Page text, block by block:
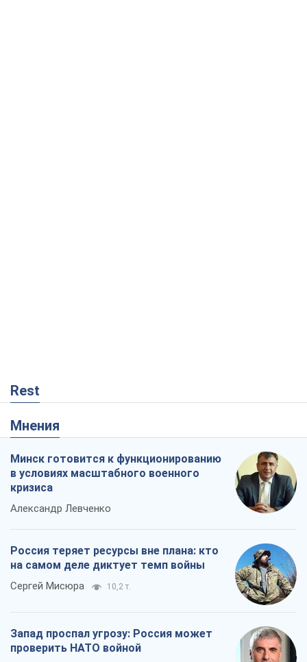
Rest
Мнения
Минск готовится к функционированию
в условиях масштабного военного
кризиса
Александр Левченко
Россия теряет ресурсы вне плана: кто
на самом деле диктует темп войны
Сергей Мисюра 10,2 т.
Запад проспал угрозу: Россия может
проверить НАТО войной